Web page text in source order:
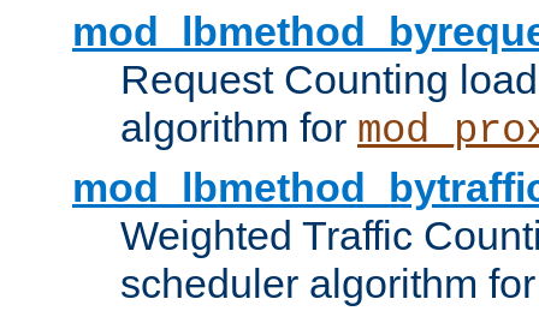
Request Counting
algorithm for
Weighted Traffic
scheduler algorithm for